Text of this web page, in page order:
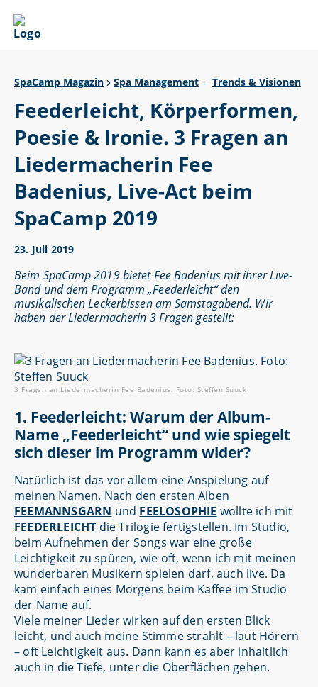
SpaCamp Magazin Spa Management – Trends & Visionen
Feederleicht, Körperformen,
Poesie & Ironie. 3 Fragen an
Liedermacherin Fee
Badenius, Live-Act beim
SpaCamp 2019
23. Juli 2019
Beim SpaCamp 2019 bietet Fee Badenius mit ihrer Live-
Band und dem Programm „Feederleicht“ den
musikalischen Leckerbissen am Samstagabend. Wir
haben der Liedermacherin 3 Fragen gestellt:
3 Fragen an Liedermacherin Fee Badenius. Foto: Steffen Suuck
1. Feederleicht: Warum der Album-
Name „Feederleicht“ und wie spiegelt
sich dieser im Programm wider?
Natürlich ist das vor allem eine Anspielung auf
meinen Namen. Nach den ersten Alben
FEEMANNSGARN und FEELOSOPHIE wollte ich mit
FEEDERLEICHT die Trilogie fertigstellen. Im Studio,
beim Aufnehmen der Songs war eine große
Leichtigkeit zu spüren, wie oft, wenn ich mit meinen
wunderbaren Musikern spielen darf, auch live. Da
kam einfach eines Morgens beim Kaffee im Studio
der Name auf.
Viele meiner Lieder wirken auf den ersten Blick
leicht, und auch meine Stimme strahlt – laut Hörern
– oft Leichtigkeit aus. Dann kann es aber inhaltlich
auch in die Tiefe, unter die Oberflächen gehen.